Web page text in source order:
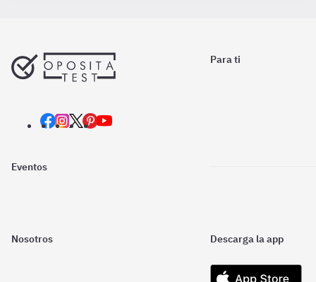
Para ti
Eventos
Nosotros Descarga la app